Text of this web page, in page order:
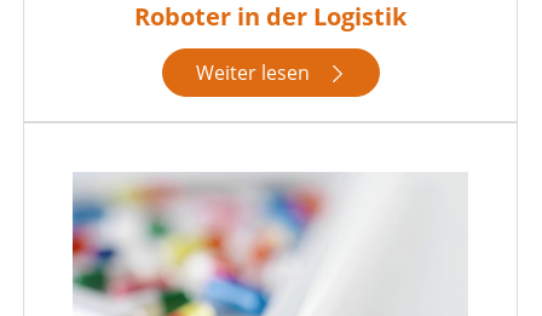
Roboter in der Logistik
Weiter lesen 